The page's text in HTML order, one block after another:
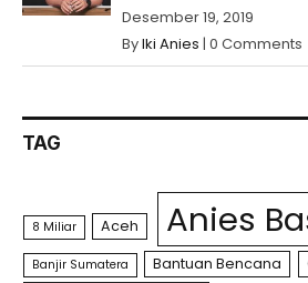
Desember 19, 2019
ByIki Anies | 0 Comments
TAG
8 Miliar Aceh Anies
Banjir Sumatera Bantuan Bencana